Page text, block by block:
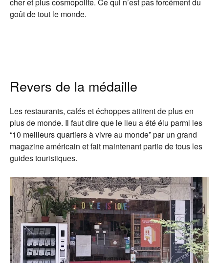
cher et plus cosmopolite. Ce qui n’est pas forcément du
goût de tout le monde.
Revers de la médaille
Les restaurants, cafés et échoppes attirent de plus en
plus de monde. Il faut dire que le lieu a été élu parmi les
“10 meilleurs quartiers à vivre au monde” par un grand
magazine américain et fait maintenant partie de tous les
guides touristiques.